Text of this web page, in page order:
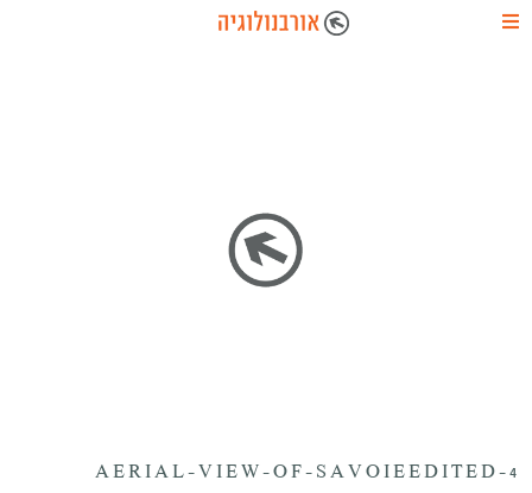
4-AERIAL-VIEW-OF-SAVOIEEDITED